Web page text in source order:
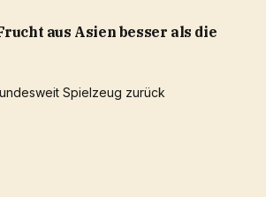
aus Asien besser als die